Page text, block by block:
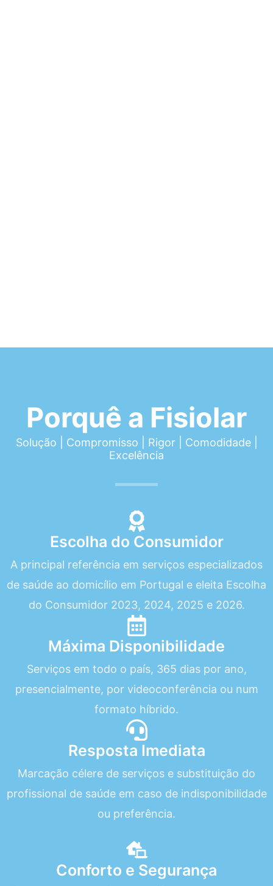
Porquê a Fisiolar
Solução | Compromisso | Rigor | Comodidade |
Excelência
Escolha do Consumidor
A principal referência em serviços especializados
de saúde ao domicílio em Portugal e eleita Escolha
do Consumidor 2023, 2024, 2025 e 2026.
Máxima Disponibilidade
Serviços em todo o país, 365 dias por ano,
presencialmente, por videoconferência ou num
formato híbrido.
Resposta Imediata
Marcação célere de serviços e substituição do
profissional de saúde em caso de indisponibilidade
ou preferência.
Conforto e Segurança